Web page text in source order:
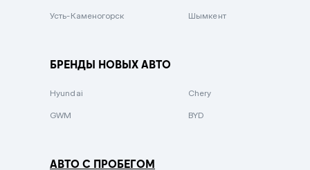
Зеленый металлик
Усть-Каменогорск Шымкент
БРЕНДЫ НОВЫХ АВТО
Hyundai Chery
GWM BYD
АВТО С ПРОБЕГОМ